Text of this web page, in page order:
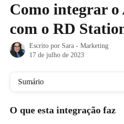
Como integrar o
com o RD
Escrito por Sara - Marketing
17 de julho de 2023
Sumário
O que esta integração faz